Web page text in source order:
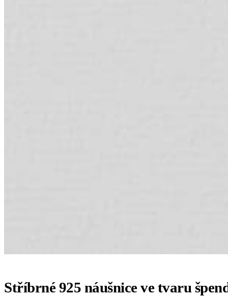
Stříbrné 925 náušnice ve tvaru